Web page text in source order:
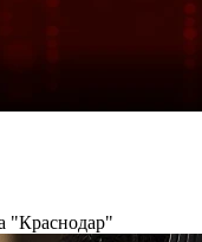
"Краснодар"